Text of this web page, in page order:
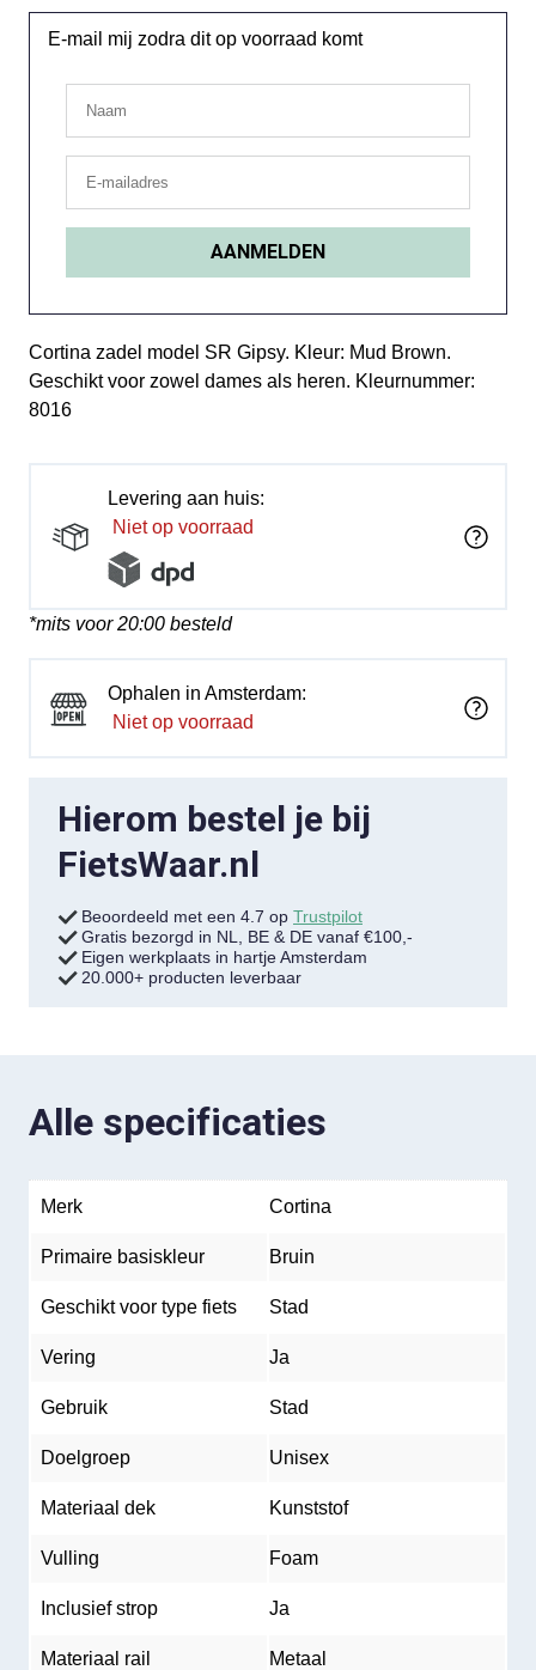
E-mail mij zodra dit op voorraad komt
Cortina zadel model SR Gipsy. Kleur: Mud Brown.
Geschikt voor zowel dames als heren. Kleurnummer:
8016
Levering aan huis:
Niet op voorraad
*mits voor 20:00 besteld
Ophalen in Amsterdam:
Niet op voorraad
Hierom bestel je bij
FietsWaar.nl
Beoordeeld met een 4.7 op Trustpilot
Gratis bezorgd in NL, BE & DE vanaf €100,-
Eigen werkplaats in hartje Amsterdam
20.000+ producten leverbaar
Alle specificaties
Merk Cortina
Primaire basiskleur Bruin
Geschikt voor type fiets Stad
Vering Ja
Gebruik Stad
Doelgroep Unisex
Materiaal dek Kunststof
Vulling Foam
Inclusief strop Ja
Materiaal rail Metaal